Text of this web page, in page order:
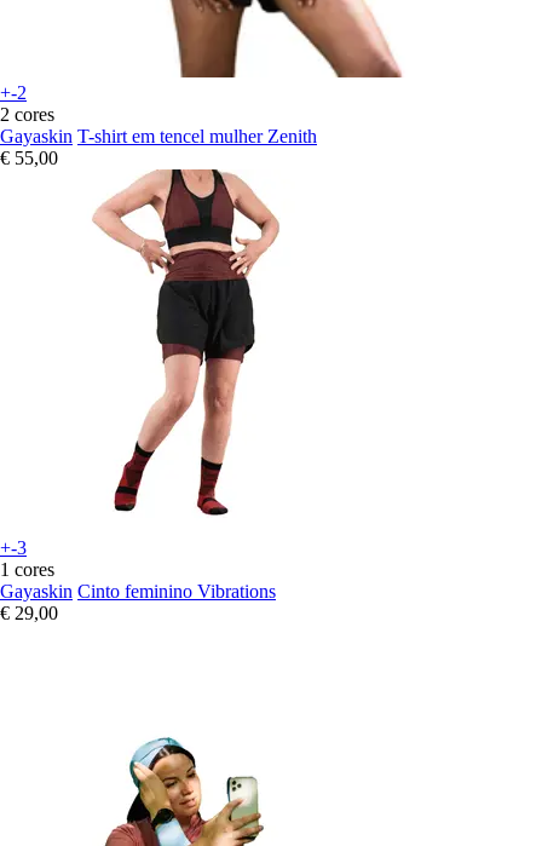
+-2
2 cores
Gayaskin T-shirt em tencel mulher Zenith
€ 55,00
+-3
1 cores
Gayaskin Cinto feminino Vibrations
€ 29,00